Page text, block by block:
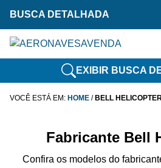
BUSCA DETALHADA
EXIBIR BUSCA
VOCÊ ESTÁ EM: HOME / BELL
Fabricante Bell
Confira os modelos do